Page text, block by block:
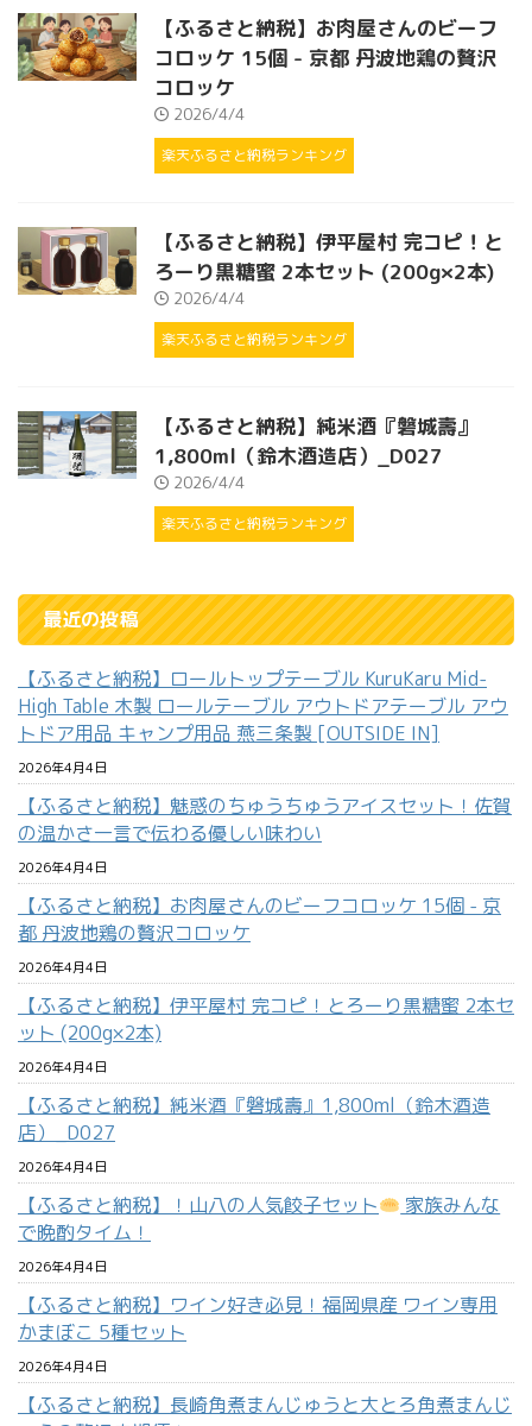
【ふるさと納税】お肉屋さんのビーフ
コロッケ 15個 - 京都 丹波地鶏の贅沢
コロッケ
2026/4/4
楽天ふるさと納税ランキング
【ふるさと納税】伊平屋村 完コピ！と
ろーり黒糖蜜 2本セット (200g×2本)
2026/4/4
楽天ふるさと納税ランキング
【ふるさと納税】純米酒『磐城壽』
1,800ml（鈴木酒造店）_D027
2026/4/4
楽天ふるさと納税ランキング
最近の投稿
【ふるさと納税】ロールトップテーブル KuruKaru Mid-
High Table 木製 ロールテーブル アウトドアテーブル アウ
トドア用品 キャンプ用品 燕三条製 [OUTSIDE IN]
2026年4月4日
【ふるさと納税】魅惑のちゅうちゅうアイスセット！佐賀
の温かさ一言で伝わる優しい味わい
2026年4月4日
【ふるさと納税】お肉屋さんのビーフコロッケ 15個 - 京
都 丹波地鶏の贅沢コロッケ
2026年4月4日
【ふるさと納税】伊平屋村 完コピ！とろーり黒糖蜜 2本セ
ット (200g×2本)
2026年4月4日
【ふるさと納税】純米酒『磐城壽』1,800ml（鈴木酒造
店）_D027
2026年4月4日
【ふるさと納税】！山八の人気餃子セット
家族みんな
で晩酌タイム！
2026年4月4日
【ふるさと納税】ワイン好き必見！福岡県産 ワイン専用
かまぼこ 5種セット
2026年4月4日
【ふるさと納税】長崎角煮まんじゅうと大とろ角煮まんじ